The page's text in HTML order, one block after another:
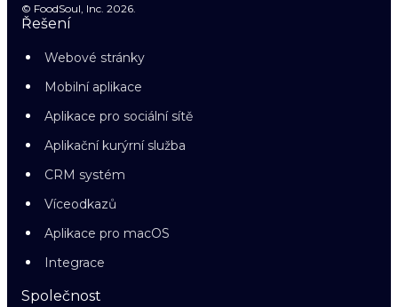
© FoodSoul, Inc. 2026.
Řešení
Webové stránky
Mobilní aplikace
Aplikace pro sociální sítě
Aplikační kurýrní služba
CRM systém
Víceodkazů
Aplikace pro macOS
Integrace
Společnost